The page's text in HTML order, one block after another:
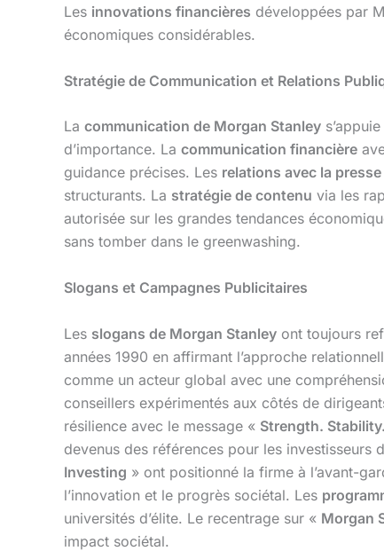
Les innovations financières développées par
économiques considérables.
Stratégie de Communication et Relations
La communication de Morgan Stanley
d’importance. La communication financière
guidance précises. Les relations avec la presse
structurants. La stratégie de contenu via les
autorisée sur les grandes tendances
sans tomber dans le greenwashing.
Slogans et Campagnes Publicitaires
Les slogans de Morgan Stanley ont toujours
années 1990 en affirmant l’approche
comme un acteur global avec une
conseillers expérimentés aux côtés de
résilience avec le message « Strength.
devenus des références pour les investisseurs
Investing » ont positionné la firme à l’avant-
l’innovation et le progrès sociétal. Les
universités d’élite. Le recentrage sur « Morgan
impact sociétal.